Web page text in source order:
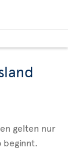
gelten nur
beginnt.